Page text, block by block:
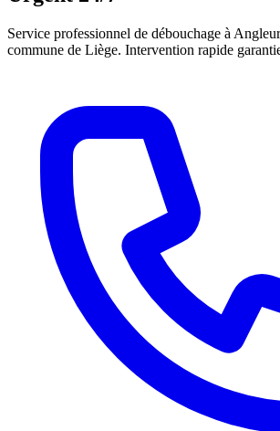
Service professionnel de débouchage à
commune de Liège. Intervention rapide